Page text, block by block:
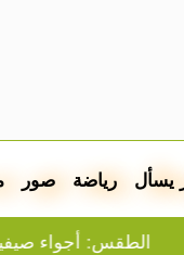
يسأل رياضة صور
أجواء صيفية